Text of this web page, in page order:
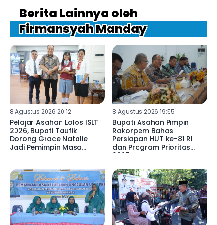
Berita Lainnya oleh
Firmansyah Manday
8 Agustus 2026 20:12
Pelajar Asahan Lolos ISLT
2026, Bupati Taufik
Dorong Grace Natalie
Jadi Pemimpin Masa
Depan
8 Agustus 2026 19:55
Bupati Asahan Pimpin
Rakorpem Bahas
Persiapan HUT ke-81 RI
dan Program Prioritas
2027